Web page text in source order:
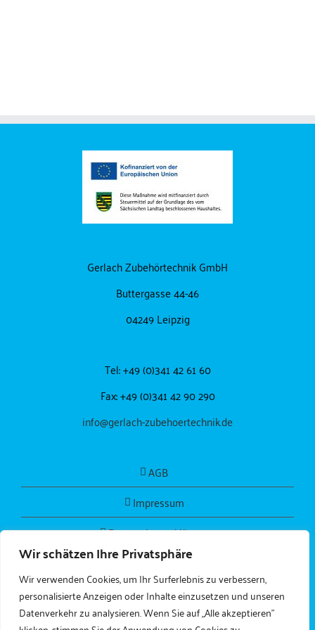
Wir schätzen Ihre Privatsphäre
Wir verwenden Cookies, um Ihr Surferlebnis zu verbessern,
personalisierte Anzeigen oder Inhalte einzusetzen und unseren
Datenverkehr zu analysieren. Wenn Sie auf „Alle akzeptieren"
Gerlach Zubehörtechnik GmbH
Buttergasse 44-46
04249 Leipzig
Tel: +49 (0)341 42 61 60
Fax: +49 (0)341 42 90 290
info@gerlach-zubehoertechnik.de
AGB
Impressum
Datenschutzerklärung